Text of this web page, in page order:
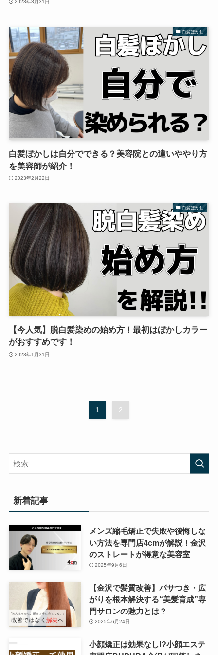
2023年3月31日
白髪ぼかし
白髪ぼかしは自分でできる？美容院との違いややり方
を美容師が紹介！
2023年2月22日
白髪ぼかし
【今人気】脱白髪染めの始め方！最初はぼかしカラー
がおすすめです！
2023年1月31日
1 2
新着記事
メンズ縮毛矯正で失敗や後悔しな
い方法を専門店4cmが解説！金沢
のストレートが得意な美容室
2025年9月6日
【金沢で髪質改善】パサつき・広
がりを根本解決する“美髪育成”専
門サロンの魅力とは？
2025年6月24日
小顔矯正は効果なし!?小顔エステ